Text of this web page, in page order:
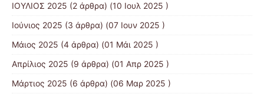
ΙΟΥΛΙΟΣ 2025 (2 άρθρα) (10 Ιουλ 2025 )
Ιούνιος 2025 (3 άρθρα) (07 Ιουν 2025 )
Μάιος 2025 (4 άρθρα) (01 Μάι 2025 )
Απρίλιος 2025 (9 άρθρα) (01 Απρ 2025 )
Μάρτιος 2025 (6 άρθρα) (06 Μαρ 2025 )